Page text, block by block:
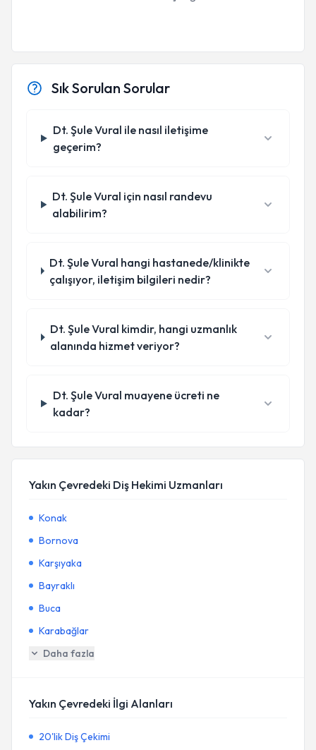
Sık Sorulan Sorular
Dt. Şule Vural ile nasıl iletişime
geçerim?
Dt. Şule Vural için nasıl randevu
alabilirim?
Dt. Şule Vural hangi hastanede/klinikte
çalışıyor, iletişim bilgileri nedir?
Dt. Şule Vural kimdir, hangi uzmanlık
alanında hizmet veriyor?
Dt. Şule Vural muayene ücreti ne
kadar?
Yakın Çevredeki Diş Hekimi Uzmanları
Konak
Bornova
Karşıyaka
Bayraklı
Buca
Karabağlar
Daha fazla
Yakın Çevredeki İlgi Alanları
20'lik Diş Çekimi